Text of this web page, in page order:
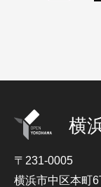
横
〒231-0005
横浜市中区本町